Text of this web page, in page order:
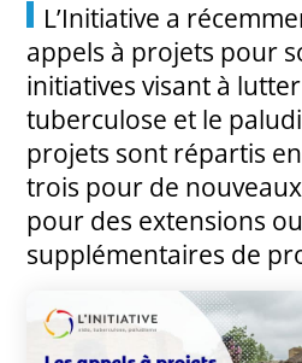
L’Initiative a
appels à projets pour
initiatives visant à
tuberculose et le
projets sont répartis
trois pour de
pour des extensions
supplémentaires de